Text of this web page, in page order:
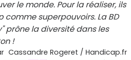
le monde. Pour la réaliser, ils
superpouvoirs. La BD
prône la diversité dans les
!
Cassandre Rogeret / Handicap.fr